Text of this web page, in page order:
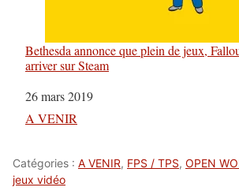
Bethesda annonce que plein de jeux,
arriver sur Steam
Date
26 mars 2019
Par rapport à
A VENIR
Catégories : A VENIR, FPS / TPS, OPEN
jeux vidéo